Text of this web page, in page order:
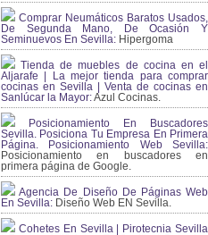
Comprar Neumáticos Baratos Usados,
De Segunda Mano, De Ocasión Y
Seminuevos En Sevilla: Hipergoma
Tienda de muebles de cocina en el
Aljarafe | La mejor tienda para comprar
cocinas en Sevilla | Venta de cocinas en
Sanlúcar la Mayor:Azul Cocinas.
Posicionamiento En Buscadores
Sevilla. Posiciona Tu Empresa En Primera
Página. Posicionamiento Web Sevilla:
Posicionamiento en buscadores en
primera página de Google.
Agencia De Diseño De Páginas Web
En Sevilla: Diseño Web EN Sevilla.
Cohetes En Sevilla | Pirotecnia Sevilla